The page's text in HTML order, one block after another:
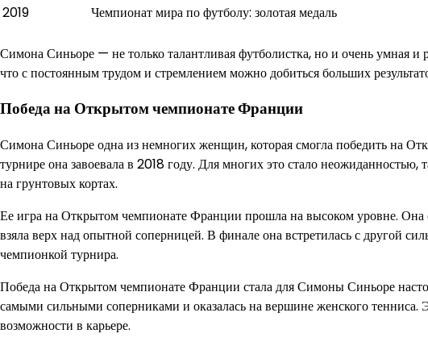
2019
Чемпионат мира по футболу: золотая медаль
Симона Синьоре — не только талантливая футболистка, но и очень умная
что с постоянным трудом и стремлением можно добиться больших
Победа на Открытом чемпионате Франции
Симона Синьоре одна из немногих женщин, которая смогла победить на
турнире она завоевала в 2018 году. Для многих это стало
на грунтовых кортах.
Ее игра на Открытом чемпионате Франции прошла на высоком уровне. Она
взяла верх над опытной соперницей. В финале она встретилась с другой
чемпионкой турнира.
Победа на Открытом чемпионате Франции стала для Симоны Синьоре
самыми сильными соперниками и оказалась на вершине женского тенниса.
возможности в карьере.